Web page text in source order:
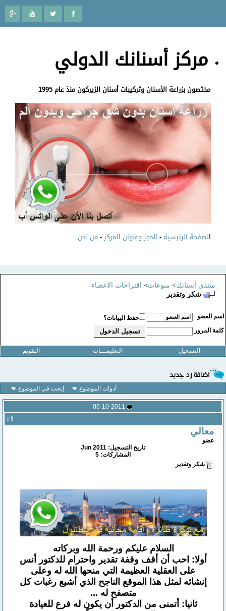
مركز أسنانك الدولي
مختصون بزراعة الأسنان وتركيبات أسنان الزيركون منذ عام 1995
لصفحة الرئيسية-الحجز وعنوان المركز-من نحن
منتدى أسنانك>منوعات>اقتراحات الاعضاء
شكر وتقدير
اسم العضو
حفظ البيانات؟
كلمة المرور
التسجيل التعليمـــات التقويم
أدوات الموضوع إبحث في الموضوع
06-10-2011
معالي
عضو
تاريخ التسجيل: Jun 2011
المشاركات: 5
شكر وتقدير
السلام عليكم ورحمة الله وبركاته
أولا: احب أن أقف وقفة تقدير واحترام للدكتور أنس
على العقلية العظيمة التي منحها الله له وعلى
إنشائه لمثل هذا الموقع الناجح الذي أشبع رغبات كل
متصفح له ...
ثانيا: أتمنى من الدكتور أن يكون له فرع للعيادة